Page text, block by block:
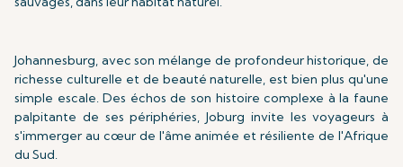
Johannesburg, avec son mélange de profondeur historique, de
richesse culturelle et de beauté naturelle, est bien plus qu'une
simple escale. Des échos de son histoire complexe à la faune
palpitante de ses périphéries, Joburg invite les voyageurs à
s'immerger au cœur de l'âme animée et résiliente de l'Afrique
du Sud.